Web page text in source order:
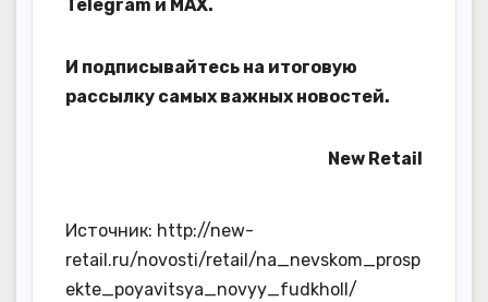
Telegram и MAX.
И подписывайтесь на итоговую
рассылку самых важных новостей.
New Retail
Источник: http://new-
retail.ru/novosti/retail/na_nevskom_prosp
ekte_poyavitsya_novyy_fudkholl/